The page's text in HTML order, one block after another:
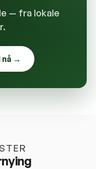
— fra lokale
nå →